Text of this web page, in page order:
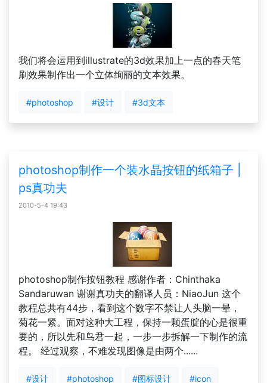
我们将会运用到illustrate的3d效果加上一点的春天笔
刷效果制作出一个立体绚丽的文本效果。
#photoshop #设计 #3d文本
photoshop制作一个装水晶按钮的纸箱子 |
ps真功夫
2010-5-4 19:43
photoshop制作按钮教程 感谢作者：Chinthaka
Sandaruwan 谢谢真功夫的翻译人员：NiaoJun 这个
教程总共有44步，看到这个数字不禁让人头脑一晕，
菊花一紧。面对这种大工程，保持一颗蛋腚的心是很重
要的，所以先和鸟君一起，一步一步拆解一下制作的流
程。 经过观察，不难发现图像是由两个......
#设计 #photoshop #图标设计 #icon